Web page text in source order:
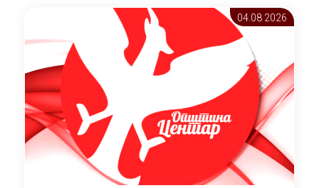
Скопје” број 9/2026), за времетраење од 3
(три) години од денот на потпишувањето на
Договорот за закуп со најповолниот
понудувач.
04.08 2026